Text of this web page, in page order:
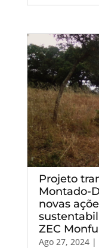
Projeto
Montado-
novas
ZEC
Ago 27, 2024|